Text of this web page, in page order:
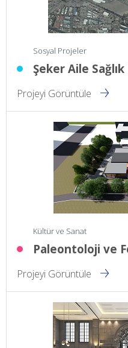
Sosyal Projeler
Şeker Aile
Projeyi Görüntüle
Kültür ve Sanat
Paleontoloji ve
Projeyi Görüntüle